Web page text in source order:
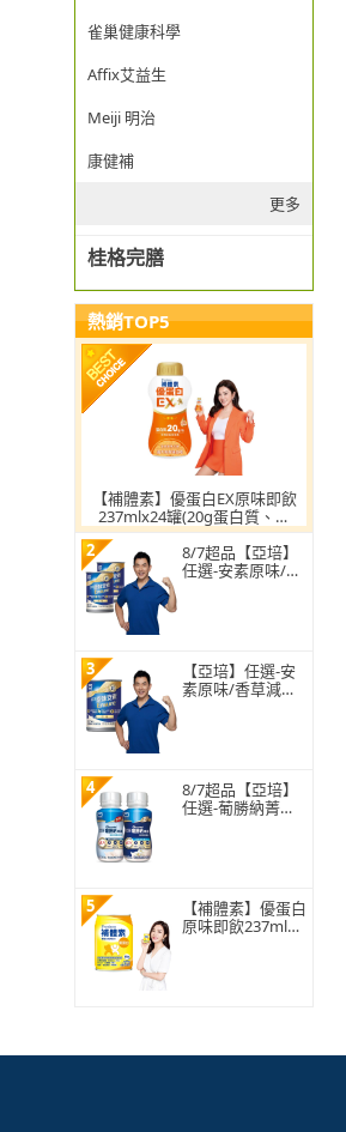
雀巢健康科學
Affix艾益生
Meiji 明治
康健補
更多
桂格完膳
熱銷TOP5
【補體素】優蛋白EX原味即飲
237mlx24罐(20g蛋白質、添
加摩洛血橙、陳美鳳推薦)
2
8/7超品【亞培】
任選-安素原味/香
齊代言)
3
【亞培】任選-安
素原味/香草減甜
4
8/7超品【亞培】
任選-葡勝納菁選
5
【補體素】優蛋白
原味即飲237mlx2